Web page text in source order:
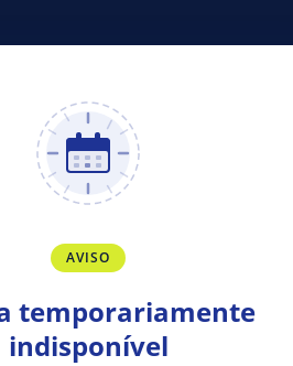
AVISO
temporariamente
indisponível